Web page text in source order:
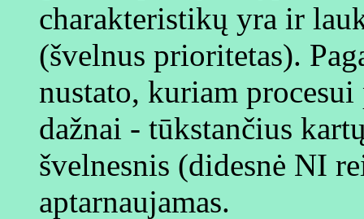
charakteristikų yra ir
(švelnus prioritetas).
nustato, kuriam
dažnai - tūkstančius
švelnesnis (didesnė NI
aptarnaujamas.